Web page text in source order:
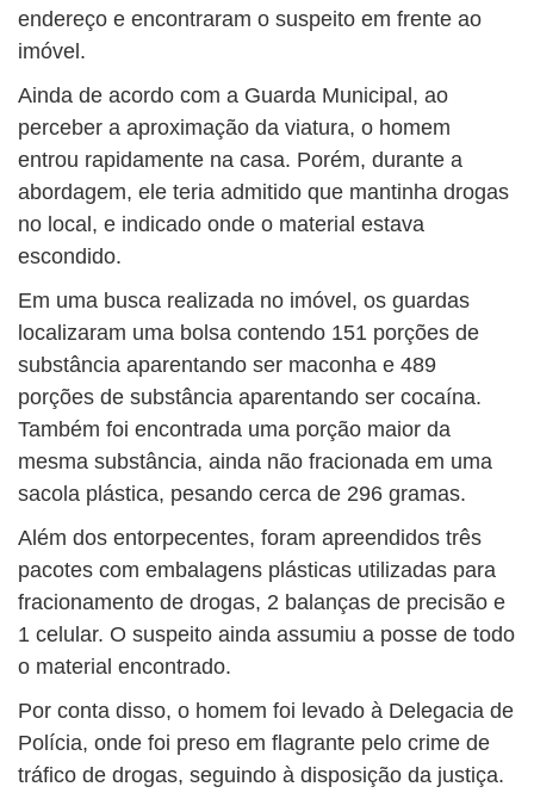
endereço e encontraram o suspeito em frente ao
imóvel.
Ainda de acordo com a Guarda Municipal, ao
perceber a aproximação da viatura, o homem
entrou rapidamente na casa. Porém, durante a
abordagem, ele teria admitido que mantinha drogas
no local, e indicado onde o material estava
escondido.
Em uma busca realizada no imóvel, os guardas
localizaram uma bolsa contendo 151 porções de
substância aparentando ser maconha e 489
porções de substância aparentando ser cocaína.
Também foi encontrada uma porção maior da
mesma substância, ainda não fracionada em uma
sacola plástica, pesando cerca de 296 gramas.
Além dos entorpecentes, foram apreendidos três
pacotes com embalagens plásticas utilizadas para
fracionamento de drogas, 2 balanças de precisão e
1 celular. O suspeito ainda assumiu a posse de todo
o material encontrado.
Por conta disso, o homem foi levado à Delegacia de
Polícia, onde foi preso em flagrante pelo crime de
tráfico de drogas, seguindo à disposição da justiça.